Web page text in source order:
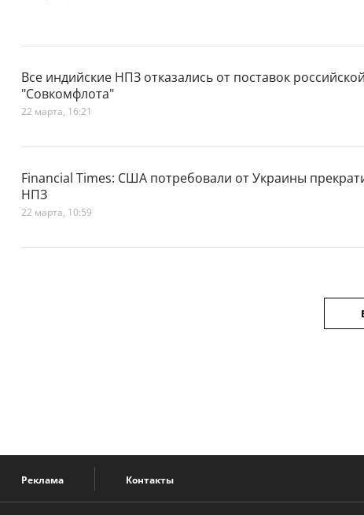
Все индийские НПЗ отказались от поставок
"Совкомфлота"
22 марта, 16:21
Financial Times: США потребовали от Украины
НПЗ
22 марта, 10:59
Реклама Контакты